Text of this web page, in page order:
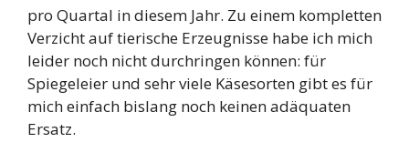
pro Quartal in diesem Jahr. Zu einem kompletten
Verzicht auf tierische Erzeugnisse habe ich mich
leider noch nicht durchringen können: für
Spiegeleier und sehr viele Käsesorten gibt es für
mich einfach bislang noch keinen adäquaten
Ersatz.